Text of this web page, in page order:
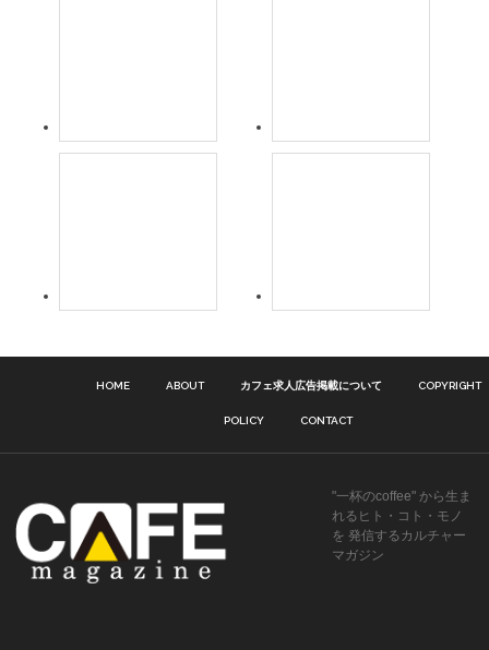
HOME ABOUT カフェ求人広告掲載について COPYRIGHT
POLICY CONTACT
"一杯のcoffee" から生ま
れるヒト・コト・モノ
を 発信するカルチャー
マガジン